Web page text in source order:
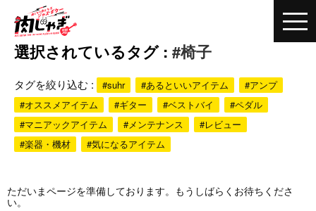
選択されているタグ : #椅子
タグを絞り込む : #suhr #あるといいアイテム
#アンプ
#オススメアイテム
#ギター #ベストバイ
#ペダル
#マニアックアイテム
#メンテナンス
#レビュー
#楽器・機材
#気になるアイテム
ただいまページを準備しております。もうしばらくお待ちくださ
い。